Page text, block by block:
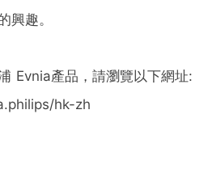
興趣。
Evnia產品，請瀏覽以下網址:
hk-zh